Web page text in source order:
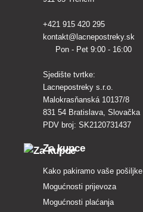
+421 915 420 295
kontakt@lacnepostreky.sk
Pon - Pet 9:00 - 16:00
Sjedište tvrtke:
Lacnepostreky s.r.o.
Malokrasňanská 10137/8
831 54 Bratislava, Slovačka
PDV broj: SK2120731437
Za kupce
Kako pakiramo vaše pošiljke
Mogućnosti prijevoza
Mogućnosti plaćanja